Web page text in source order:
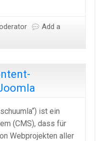
Add a
ist ein
(CMS), dass für
Webprojekten aller